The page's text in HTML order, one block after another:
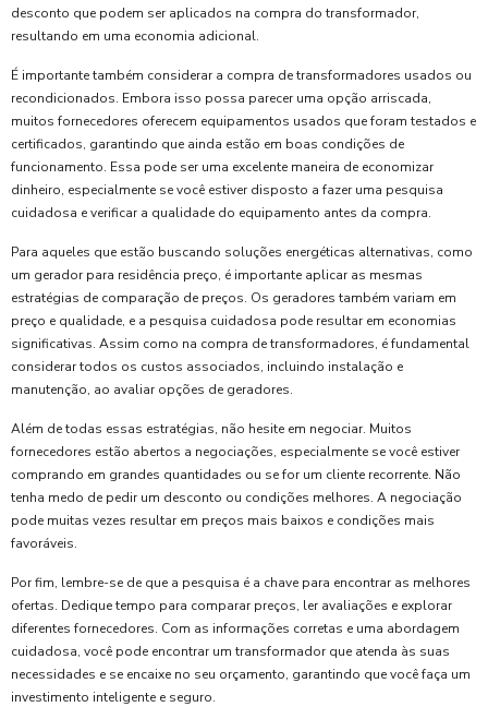
desconto que podem ser aplicados na compra do transformador,
resultando em uma economia adicional.
É importante também considerar a compra de transformadores usados ou
recondicionados. Embora isso possa parecer uma opção arriscada,
muitos fornecedores oferecem equipamentos usados que foram testados e
certificados, garantindo que ainda estão em boas condições de
funcionamento. Essa pode ser uma excelente maneira de economizar
dinheiro, especialmente se você estiver disposto a fazer uma pesquisa
cuidadosa e verificar a qualidade do equipamento antes da compra.
Para aqueles que estão buscando soluções energéticas alternativas, como
um gerador para residência preço, é importante aplicar as mesmas
estratégias de comparação de preços. Os geradores também variam em
preço e qualidade, e a pesquisa cuidadosa pode resultar em economias
significativas. Assim como na compra de transformadores, é fundamental
considerar todos os custos associados, incluindo instalação e
manutenção, ao avaliar opções de geradores.
Além de todas essas estratégias, não hesite em negociar. Muitos
fornecedores estão abertos a negociações, especialmente se você estiver
comprando em grandes quantidades ou se for um cliente recorrente. Não
tenha medo de pedir um desconto ou condições melhores. A negociação
pode muitas vezes resultar em preços mais baixos e condições mais
favoráveis.
Por fim, lembre-se de que a pesquisa é a chave para encontrar as melhores
ofertas. Dedique tempo para comparar preços, ler avaliações e explorar
diferentes fornecedores. Com as informações corretas e uma abordagem
cuidadosa, você pode encontrar um transformador que atenda às suas
necessidades e se encaixe no seu orçamento, garantindo que você faça um
investimento inteligente e seguro.